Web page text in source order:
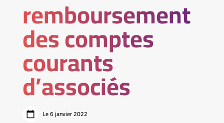
remboursement
des comptes
courants
d’associés
Le 6 janvier 2022